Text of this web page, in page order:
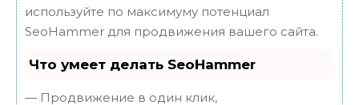
используйте по максимуму потенциал
SeoHammer для продвижения вашего сайта.
Что умеет делать SeoHammer
— Продвижение в один клик,